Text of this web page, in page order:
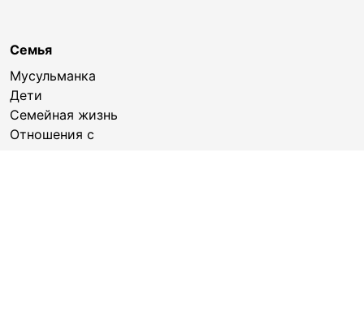
Семья
Мусульманка
Дети
Семейная жизнь
Отношения с